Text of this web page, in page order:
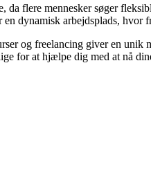
da flere mennesker søger
dynamisk arbejdsplads, hvor
og freelancing giver en
for at hjælpe dig med at nå